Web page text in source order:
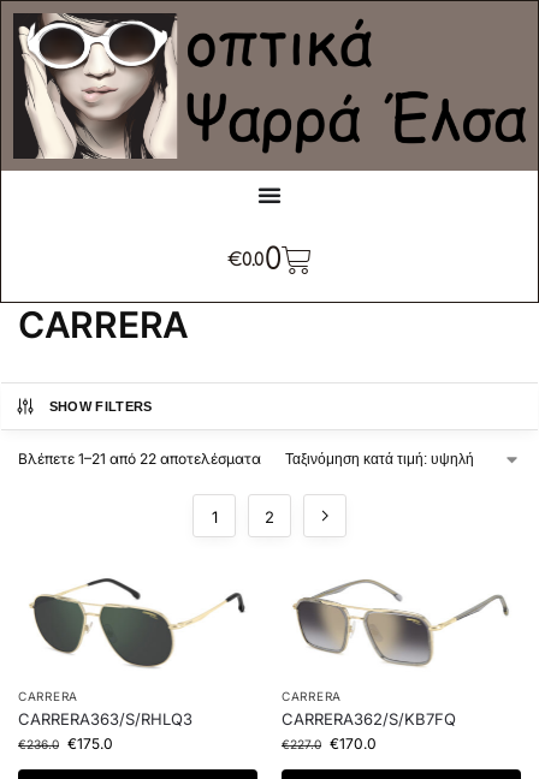
€0.00
CARRERA
SHOW FILTERS
Βλέπετε 1–21 από 22 αποτελέσματα
1 2
CARRERA
CARRERA363/S/RHLQ3
€236.0 €175.0
CARRERA
CARRERA362/S/KB7FQ
€227.0 €170.0